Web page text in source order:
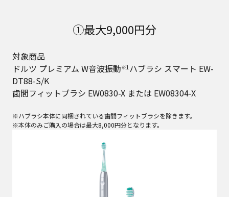
①最大9,000円分
対象商品
ドルツ プレミアム W音波振動※1ハブラシ スマート EW-
DT88-S/K
歯間フィットブラシ EW0830-X または EW08304-X
※ハブラシ本体に同梱されている歯間フィットブラシを除きます。
※本体のみご購入の場合は最大8,000円分となります。